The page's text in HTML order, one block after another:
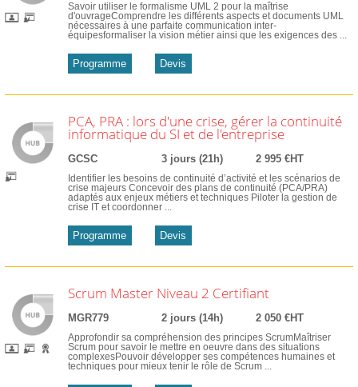
Savoir utiliser le formalisme UML 2 pour la maîtrise
d'ouvrageComprendre les différents aspects et documents UML
nécessaires à une parfaite communication inter-
équipesformaliser la vision métier ainsi que les exigences des ...
Programme Devis
PCA, PRA : lors d'une crise, gérer la continuité
informatique du SI et de l'entreprise
GCSC 3 jours (21h) 2 995 €HT
Identifier les besoins de continuité d’activité et les scénarios de
crise majeurs Concevoir des plans de continuité (PCA/PRA)
adaptés aux enjeux métiers et techniques Piloter la gestion de
crise IT et coordonner ...
Programme Devis
Scrum Master Niveau 2 Certifiant
MGR779 2 jours (14h) 2 050 €HT
Approfondir sa compréhension des principes ScrumMaîtriser
Scrum pour savoir le mettre en oeuvre dans des situations
complexesPouvoir développer ses compétences humaines et
techniques pour mieux tenir le rôle de Scrum ...